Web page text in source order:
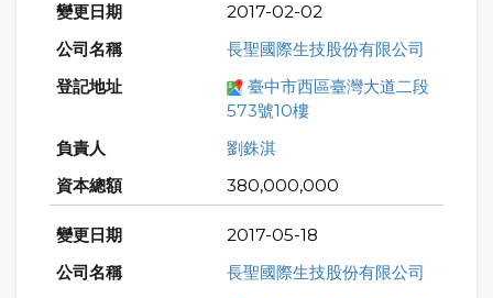
2017-02-02
長聖國際生技股份有限公司
臺中市西區臺灣大道二段
573號10樓
劉銖淇
380,000,000
2017-05-18
長聖國際生技股份有限公司